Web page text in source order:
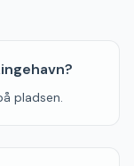
pladsen.